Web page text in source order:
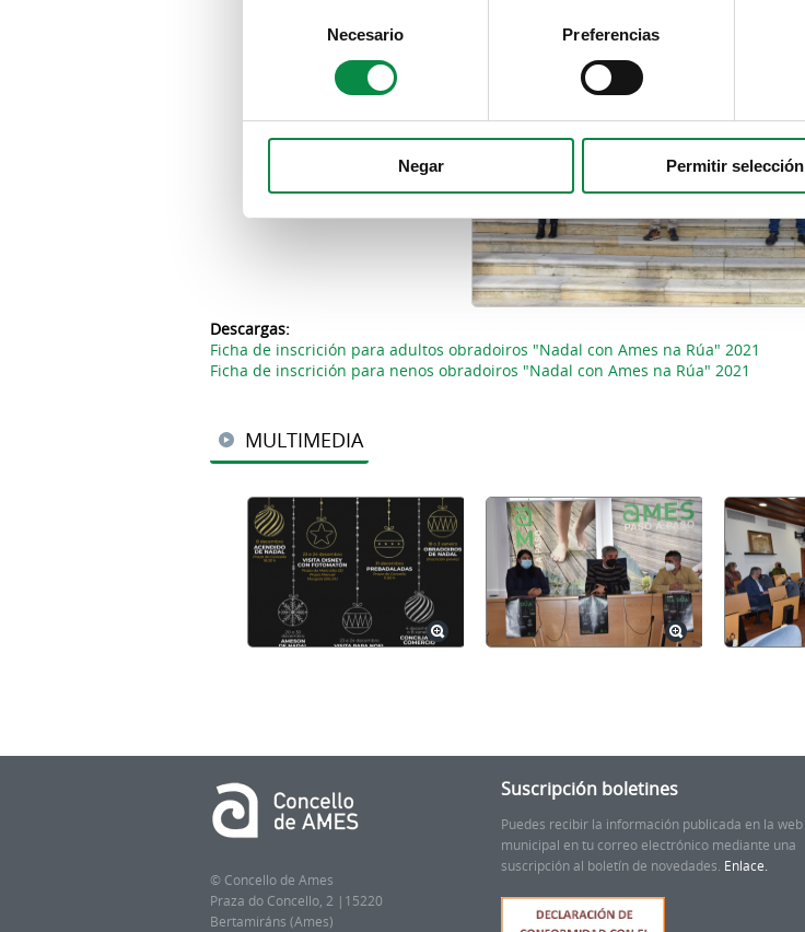
Necesario Preferencias
Negar Permitir selección
Descargas:
Ficha de inscrición para adultos obradoiros "Nadal con Ames na Rúa" 2021
Ficha de inscrición para nenos obradoiros "Nadal con Ames na Rúa" 2021
MULTIMEDIA
© Concello de Ames
Praza do Concello, 2 |15220
Bertamiráns (Ames)
Suscripción boletines
Puedes recibir la información publicada en la web
municipal en tu correo electrónico mediante una
suscripción al boletín de novedades. Enlace.